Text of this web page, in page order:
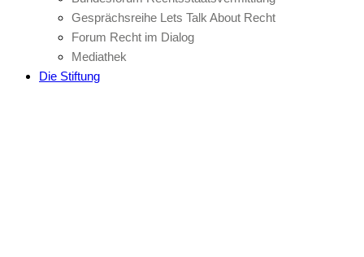
Gesprächsreihe Lets Talk About Recht
Forum Recht im Dialog
Mediathek
Die Stiftung